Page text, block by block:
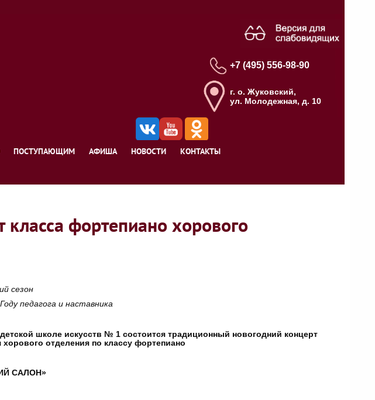
+7 (495) 556-98-90
г. о. Жуковский,
ул. Молодежная, д. 10
ПОСТУПАЮЩИМ АФИША НОВОСТИ КОНТАКТЫ
фортепиано хорового
сезон
педагога и наставника
школе искусств № 1 состоится традиционный новогодний концерт
отделения по классу фортепиано
САЛОН»